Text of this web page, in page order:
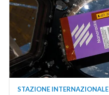
STAZIONE INTERNAZIONALE